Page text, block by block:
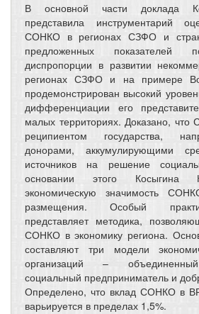
В основной части доклада
представила инструментарий
СОНКО в регионах СЗФО и
предложенных показателей
диспропорции в развитии
регионах СЗФО и на примере
продемонстрирован высокий
дифференциации его
малых территориях. Доказано,
реципиентом государства,
донорами, аккумулирующими
источников на решение
основании этого Косыгина
экономическую значимость
размещения. Особый
представляет методика,
СОНКО в экономику региона.
составляют три модели
организаций – объединенный
социальный предприниматель и
Определено, что вклад СОНКО в
варьируется в пределах 1,5%.